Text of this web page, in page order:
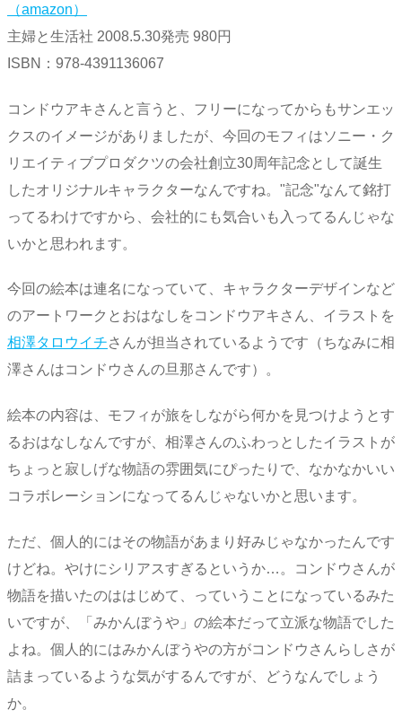
（amazon）
主婦と生活社 2008.5.30発売 980円
ISBN：978-4391136067
コンドウアキさんと言うと、フリーになってからもサンエッ
クスのイメージがありましたが、今回のモフィはソニー・ク
リエイティブプロダクツの会社創立30周年記念として誕生
したオリジナルキャラクターなんですね。"記念"なんて銘打
ってるわけですから、会社的にも気合いも入ってるんじゃな
いかと思われます。
今回の絵本は連名になっていて、キャラクターデザインなど
のアートワークとおはなしをコンドウアキさん、イラストを
相澤タロウイチさんが担当されているようです（ちなみに相
澤さんはコンドウさんの旦那さんです）。
絵本の内容は、モフィが旅をしながら何かを見つけようとす
るおはなしなんですが、相澤さんのふわっとしたイラストが
ちょっと寂しげな物語の雰囲気にぴったりで、なかなかいい
コラボレーションになってるんじゃないかと思います。
ただ、個人的にはその物語があまり好みじゃなかったんです
けどね。やけにシリアスすぎるというか…。コンドウさんが
物語を描いたのははじめて、っていうことになっているみた
いですが、「みかんぼうや」の絵本だって立派な物語でした
よね。個人的にはみかんぼうやの方がコンドウさんらしさが
詰まっているような気がするんですが、どうなんでしょう
か。